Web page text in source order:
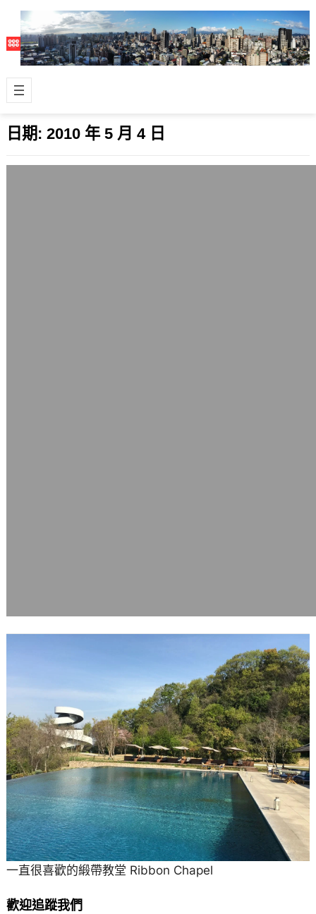
日期: 2010 年 5 月 4 日
一直很喜歡的緞帶教堂 Ribbon Chapel
歡迎追蹤我們